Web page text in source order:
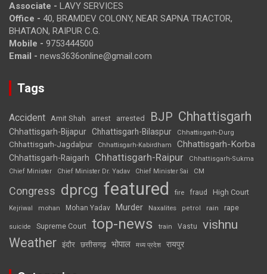
Associate - LAVY SERVICES
Office - 40, BRAMDEV COLONY, NEAR SAPNA TRACTOR,
BHATAON, RAIPUR C.G.
Mobile - 9753444500
Email - news3636online@gmail.com
Tags
Accident Amit Shah arrest arrested BJP Chhattisgarh
Chhattisgarh-Bijapur Chhattisgarh-Bilaspur Chhattisgarh-Durg
Chhattisgarh-Jagdalpur Chhattisgarh-Kabirdham Chhattisgarh-Korba
Chhattisgarh-Raigarh Chhattisgarh-Raipur
Chhattisgarh-Sukma
Chief Minister
Chief Minister Dr. Yadav Chief Minister Sai CM
Congress dprcg featured fire fraud High Court
Kejriwal mohan Mohan Yadav Murder Naxalites petrol rain rape
suicide Supreme Court top-news train Vastu vishnu
Weather इंदौर छत्तीसगढ़ भोपाल मध्य प्रदेश रायपुर